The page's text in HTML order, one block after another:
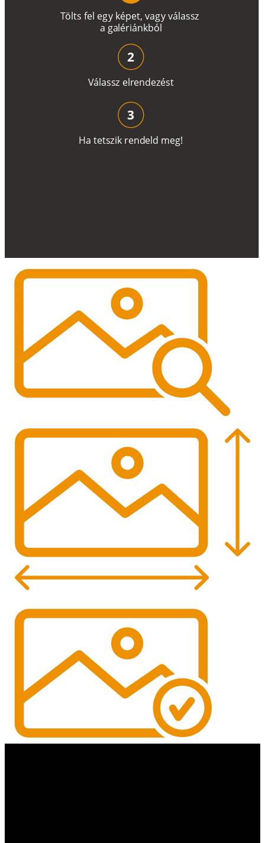
Tölts fel egy képet, vagyválassz
a galériánkból
Válassz elrendezést
2
Ha tetszik rendeld meg!
3